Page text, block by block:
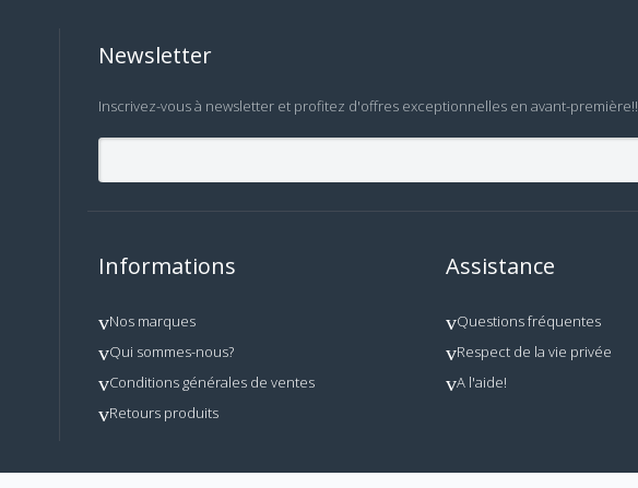
Newsletter
Inscrivez-vous à newsletter et profitez d'offres exceptionnelles en avant-première!!
Informations
Nos marques
Qui sommes-nous?
Conditions générales de ventes
Retours produits
Assistance
Questions fréquentes
Respect de la vie privée
A l'aide!